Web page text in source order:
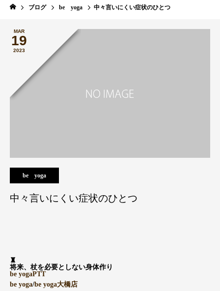
ブログ be yoga 中々言いにくい症状のひとつ
MAR
19
2023
be yoga
中々言いにくい症状のひとつ
♜
将来、杖を必要としない身体作り
be yogaPTT
be yoga/be yoga大橋店